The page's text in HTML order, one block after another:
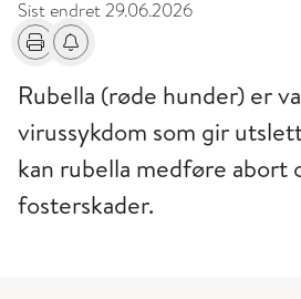
Sist endret29.06.2026
Skriv utFå varsel om endringer
Rubella (røde hunder) er
virussykdom som gir
kan rubella medføre abort
fosterskader.